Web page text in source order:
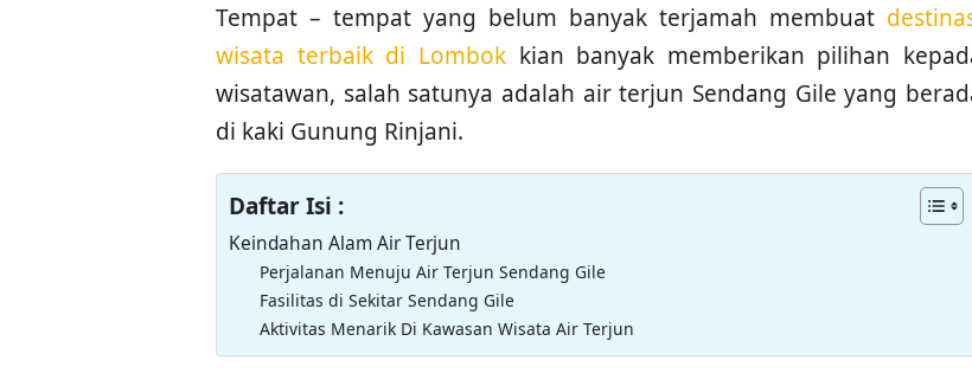
Tempat – tempat yang belum banyak terjamah membuat
wisata terbaik di Lombokkian banyak memberikan pilihan
wisatawan, salah satunya adalah air terjun Sendang Gile yang
di kaki Gunung Rinjani.
Daftar Isi :
Keindahan Alam Air Terjun
Perjalanan Menuju Air Terjun Sendang Gile
Fasilitas di Sekitar Sendang Gile
Aktivitas Menarik Di Kawasan Wisata Air Terjun